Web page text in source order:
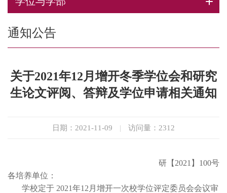
通知公告
关于2021年12月增开冬季学位会和研究
生论文评阅、答辩及学位申请相关通知
日期：2021-11-09 | 访问量： 2312
研【2021】100号
各培养单位：
学校定于 2021年12月增开一次校学位评定委员会会议审